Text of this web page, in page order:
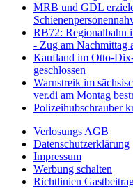
MRB und GDL
RB72: Regionalbahn
- Zug am Nachmittag
Kaufland im Otto-
geschlossen
Warnstreik im
ver.di am Montag
Polizeihubschrauber
Verlosungs AGB
Datenschutzerklärung
Impressum
Werbung schalten
Richtlinien